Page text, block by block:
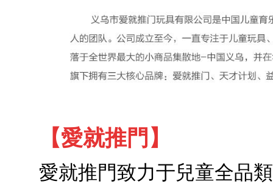
【愛就推門】
愛就推門致力于兒童全品類